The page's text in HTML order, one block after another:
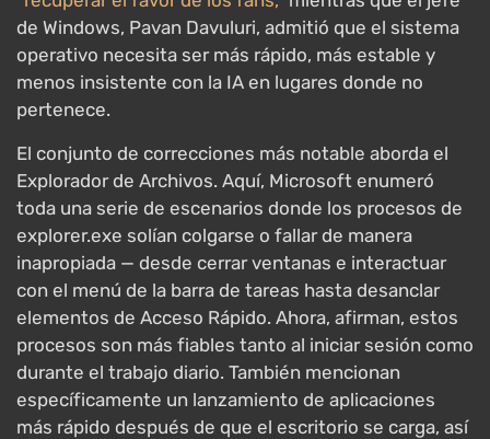
de Windows, Pavan Davuluri, admitió que el sistema
operativo necesita ser más rápido, más estable y
menos insistente con la IA en lugares donde no
pertenece.
El conjunto de correcciones más notable aborda el
Explorador de Archivos. Aquí, Microsoft enumeró
toda una serie de escenarios donde los procesos de
explorer.exe solían colgarse o fallar de manera
inapropiada — desde cerrar ventanas e interactuar
con el menú de la barra de tareas hasta desanclar
elementos de Acceso Rápido. Ahora, afirman, estos
procesos son más fiables tanto al iniciar sesión como
durante el trabajo diario. También mencionan
específicamente un lanzamiento de aplicaciones
más rápido después de que el escritorio se carga, así